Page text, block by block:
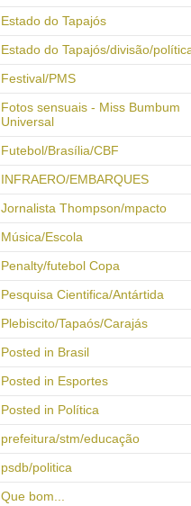
Estado do Tapajós
Estado do Tapajós/divisão/
Festival/PMS
Fotos sensuais - Miss Bumbum
Universal
Futebol/Brasília/CBF
INFRAERO/EMBARQUES
Jornalista Thompson/mpacto
Música/Escola
Penalty/futebol Copa
Pesquisa Cientifica/Antártida
Plebiscito/Tapaós/Carajás
Posted in Brasil
Posted in Esportes
Posted in Política
prefeitura/stm/educação
psdb/politica
Que bom...